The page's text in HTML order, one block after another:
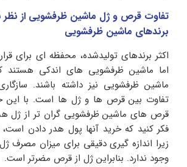
تفاوت قرص و ژل ماشین ظرفشویی از نظر
برندهای ماشین ظرفشویی
اکثر برند‌های تولید‌شده، محفظه‌ ای برای
اما ماشین ظرفشویی‌ های اندکی هستند
ماشین ظرفشویی نیز داشته باشند. سازگاری
تفاوت بین قرص ها و ژل ها است. با این
قرص های ماشین ظرفشویی گران تر از ژل
فکر کنید که خرید آنها پول هدر دادن
زیرا اندازه گیری دقیقی برای میزان مصرف
وجود ندارد. بنابراین ژل از قرص مضرتر است.